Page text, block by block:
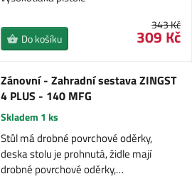
343 Kč
309 Kč
Do košíku
Zánovní - Zahradní sestava ZINGST
4 PLUS - 140 MFG
Skladem 1 ks
Stůl má drobné povrchové oděrky,
deska stolu je prohnutá, židle mají
drobné povrchové oděrky,…